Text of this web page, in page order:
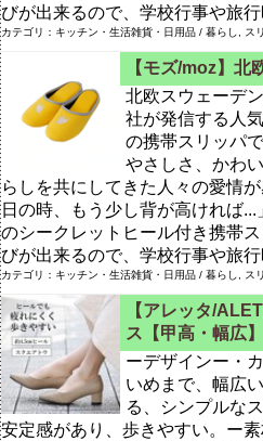
びが出来るので、学校行事や旅
カテゴリ：キッチン・生活雑貨・日用品 / 暮らし, ス
【モズ/moz】北
北欧スウェーデ
社が発信する人
の携帯スリッパ
やさしさ、かわ
らしを共にしてきた人々の愛情
日の時、もう少し背が高ければ
のシークレットヒール付き携帯
びが出来るので、学校行事や旅
カテゴリ：キッチン・生活雑貨・日用品 / 暮らし, ス
【アレッタ/
ス【甲高・幅広】
ーデザインー・
いめまで、幅広
る、シンプルな
安定感があり、歩きやすい。ー